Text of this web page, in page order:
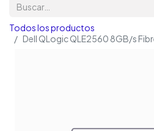
Todos los productos
Dell QLogic QLE2560 8GB/s